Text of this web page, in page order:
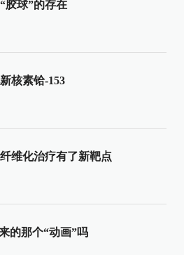
胶球”的存在
核素铪-153
维化治疗有了新靶点
的那个“动画”吗